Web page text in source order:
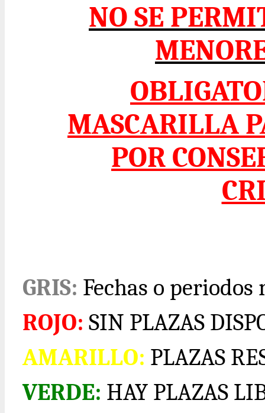
NO SE
MASCARILLA
POR
GRIS: Fechas o
ROJO: SIN PLAZAS
AMARILLO: PLAZAS
VERDE: HAY PLAZAS